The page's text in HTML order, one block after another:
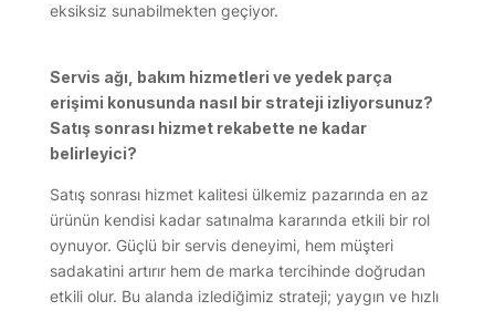
eksiksiz sunabilmekten geçiyor.
Servis ağı, bakım hizmetleri ve yedek parça
erişimi konusunda nasıl bir strateji izliyorsunuz?
Satış sonrası hizmet rekabette ne kadar
belirleyici?
Satış sonrası hizmet kalitesi ülkemiz pazarında en az
ürünün kendisi kadar satınalma kararında etkili bir rol
oynuyor. Güçlü bir servis deneyimi, hem müşteri
sadakatini artırır hem de marka tercihinde doğrudan
etkili olur. Bu alanda izlediğimiz strateji; yaygın ve hızlı